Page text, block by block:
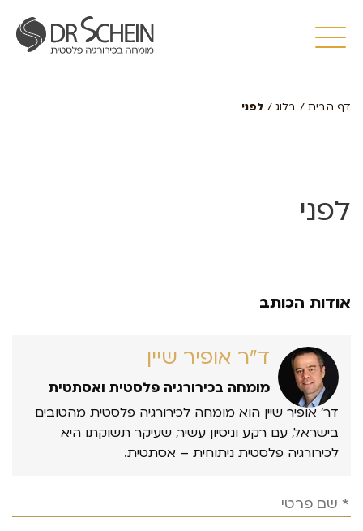
דף הבית / בלוג / לפני
לפני
אודות הכותב
ד״ר אופיר שיין
מומחה בכירורגיה פלסטית ואסתטית
דר’ אופיר שיין הוא מומחה לכירורגיה פלסטית מהטובים
בישראל, עם רקע וניסיון עשיר, שעיקר תשוקתו היא
לכירורגיה פלסטית ניתוחית – אסתטית.